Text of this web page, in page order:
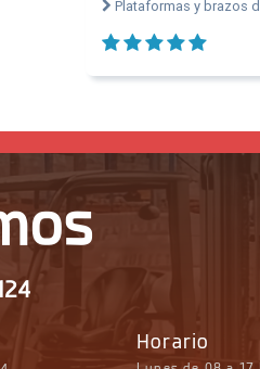
Plataformas y brazos
Horario